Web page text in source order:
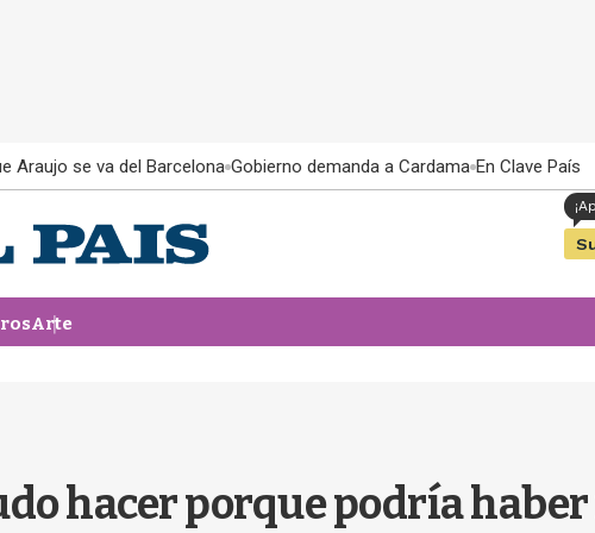
Araujo se va del Barcelona Gobierno demanda a Cardama En Clave País
Arte
hacer porque podría